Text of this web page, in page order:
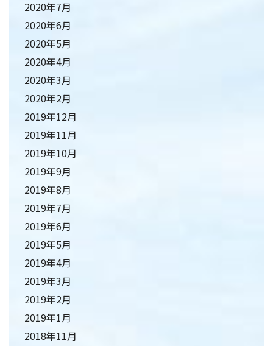
2020年7月
2020年6月
2020年5月
2020年4月
2020年3月
2020年2月
2019年12月
2019年11月
2019年10月
2019年9月
2019年8月
2019年7月
2019年6月
2019年5月
2019年4月
2019年3月
2019年2月
2019年1月
2018年11月